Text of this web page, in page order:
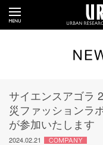
サイエンスアゴラ
災ファッションラ
が参加いたします
2024.02.21